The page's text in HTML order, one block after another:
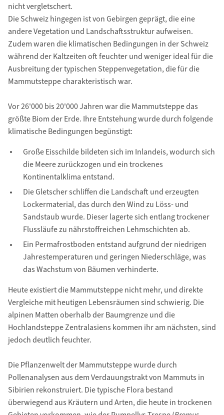
nicht vergletschert.
Die Schweiz hingegen ist von Gebirgen geprägt, die eine
andere Vegetation und Landschaftsstruktur aufweisen.
Zudem waren die klimatischen Bedingungen in der Schweiz
während der Kaltzeiten oft feuchter und weniger ideal für die
Ausbreitung der typischen Steppenvegetation, die für die
Mammutsteppe charakteristisch war.
Vor 26'000 bis 20'000 Jahren war die Mammutsteppe das
größte Biom der Erde. Ihre Entstehung wurde durch folgende
klimatische Bedingungen begünstigt:
Große Eisschilde bildeten sich im Inlandeis, wodurch sich
die Meere zurückzogen und ein trockenes
Kontinentalklima entstand.
Die Gletscher schliffen die Landschaft und erzeugten
Lockermaterial, das durch den Wind zu Löss- und
Sandstaub wurde. Dieser lagerte sich entlang trockener
Flussläufe zu nährstoffreichen Lehmschichten ab.
Ein Permafrostboden entstand aufgrund der niedrigen
Jahrestemperaturen und geringen Niederschläge, was
das Wachstum von Bäumen verhinderte.
Heute existiert die Mammutsteppe nicht mehr, und direkte
Vergleiche mit heutigen Lebensräumen sind schwierig. Die
alpinen Matten oberhalb der Baumgrenze und die
Hochlandsteppe Zentralasiens kommen ihr am nächsten, sind
jedoch deutlich feuchter.
Die Pflanzenwelt der Mammutsteppe wurde durch
Pollenanalysen aus dem Verdauungstrakt von Mammuts in
Sibirien rekonstruiert. Die typische Flora bestand
überwiegend aus Kräutern und Arten, die heute in trockenen